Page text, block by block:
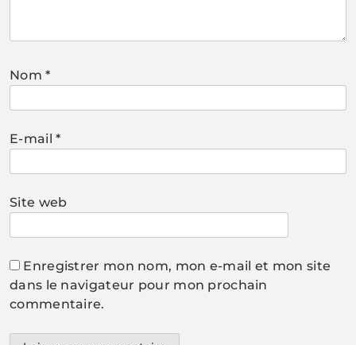
Nom*
E-mail*
Site web
Enregistrer mon nom, mon e-mail et mon site
dans le navigateur pour mon prochain
commentaire.